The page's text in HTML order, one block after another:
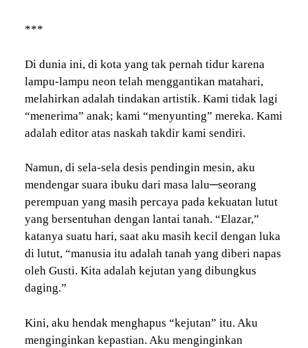
***
Di dunia ini, di kota yang tak pernah tidur karena
lampu-lampu neon telah menggantikan matahari,
melahirkan adalah tindakan artistik. Kami tidak lagi
“menerima” anak; kami “menyunting” mereka. Kami
adalah editor atas naskah takdir kami sendiri.
Namun, di sela-sela desis pendingin mesin, aku
mendengar suara ibuku dari masa lalu─seorang
perempuan yang masih percaya pada kekuatan lutut
yang bersentuhan dengan lantai tanah. “Elazar,”
katanya suatu hari, saat aku masih kecil dengan luka
di lutut, “manusia itu adalah tanah yang diberi napas
oleh Gusti. Kita adalah kejutan yang dibungkus
daging.”
Kini, aku hendak menghapus “kejutan” itu. Aku
menginginkan kepastian. Aku menginginkan